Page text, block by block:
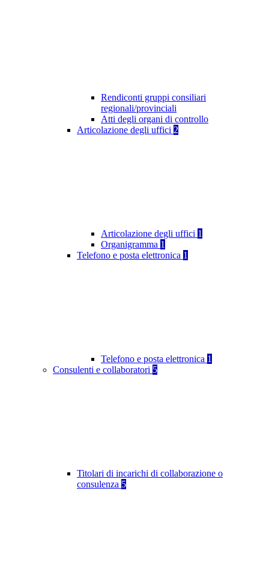
Rendiconti gruppi consiliari
regionali/provinciali
Atti degli organi di controllo
Articolazione degli uffici 2
Articolazione degli uffici 1
Organigramma 1
Telefono e posta elettronica 1
Telefono e posta elettronica 1
Consulenti e collaboratori 5
Titolari di incarichi di collaborazione o
consulenza 5